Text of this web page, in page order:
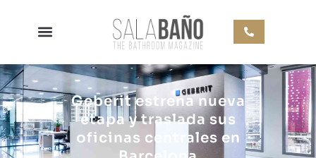
Geberit estrena nueva
etapa y traslada sus
oficinas centrales en